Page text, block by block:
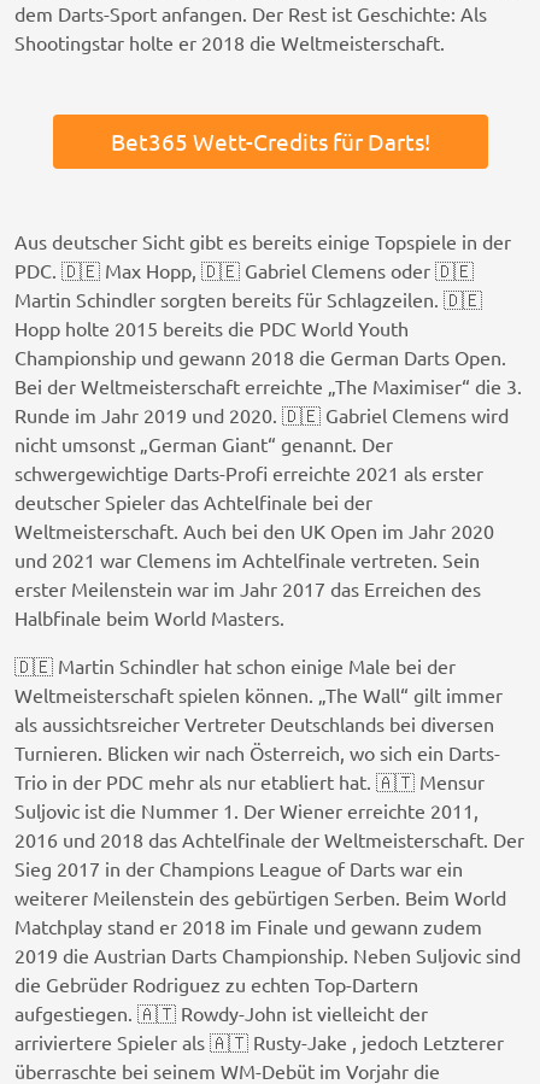
dem Darts-Sport anfangen. Der Rest ist Geschichte: Als
Shootingstar holte er 2018 die Weltmeisterschaft.
Bet365 Wett-Credits für Darts!
Aus deutscher Sicht gibt es bereits einige Topspiele in der
PDC. 🇩🇪 Max Hopp, 🇩🇪 Gabriel Clemens oder 🇩🇪
Martin Schindler sorgten bereits für Schlagzeilen. 🇩🇪
Hopp holte 2015 bereits die PDC World Youth
Championship und gewann 2018 die German Darts Open.
Bei der Weltmeisterschaft erreichte „The Maximiser“ die 3.
Runde im Jahr 2019 und 2020. 🇩🇪 Gabriel Clemens wird
nicht umsonst „German Giant“ genannt. Der
schwergewichtige Darts-Profi erreichte 2021 als erster
deutscher Spieler das Achtelfinale bei der
Weltmeisterschaft. Auch bei den UK Open im Jahr 2020
und 2021 war Clemens im Achtelfinale vertreten. Sein
erster Meilenstein war im Jahr 2017 das Erreichen des
Halbfinale beim World Masters.
🇩🇪 Martin Schindler hat schon einige Male bei der
Weltmeisterschaft spielen können. „The Wall“ gilt immer
als aussichtsreicher Vertreter Deutschlands bei diversen
Turnieren. Blicken wir nach Österreich, wo sich ein Darts-
Trio in der PDC mehr als nur etabliert hat. 🇦🇹 Mensur
Suljovic ist die Nummer 1. Der Wiener erreichte 2011,
2016 und 2018 das Achtelfinale der Weltmeisterschaft. Der
Sieg 2017 in der Champions League of Darts war ein
weiterer Meilenstein des gebürtigen Serben. Beim World
Matchplay stand er 2018 im Finale und gewann zudem
2019 die Austrian Darts Championship. Neben Suljovic sind
die Gebrüder Rodriguez zu echten Top-Dartern
aufgestiegen. 🇦🇹 Rowdy-John ist vielleicht der
arriviertere Spieler als 🇦🇹 Rusty-Jake , jedoch Letzterer
überraschte bei seinem WM-Debüt im Vorjahr die